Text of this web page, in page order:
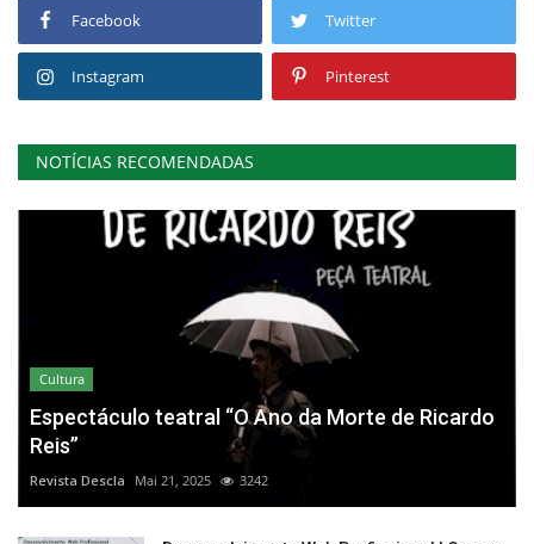
Facebook Twitter
Instagram Pinterest
NOTÍCIAS RECOMENDADAS
Cultura
Espectáculo teatral “O Ano da Morte de Ricardo
Reis”
Revista Descla Mai 21, 2025 3242